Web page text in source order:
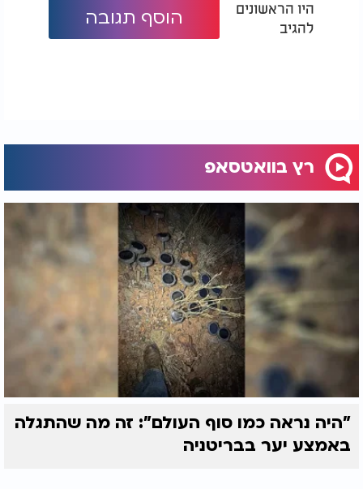
היו הראשונים
להגיב
הוסף תגובה
רץ בוואטסאפ
"היה נראה כמו סוף העולם": זה מה שהתגלה
באמצע יער בבריטניה